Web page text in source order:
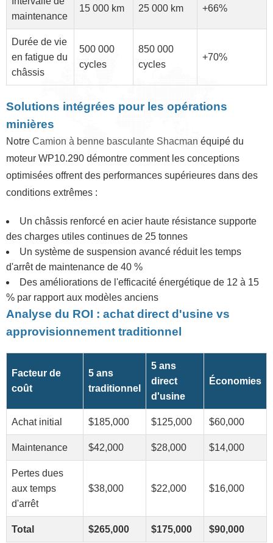
maintenance
15 000 km 25 000 km +66%
Durée de vie
en fatigue du
châssis
500 000
cycles
850 000
cycles
+70%
Solutions intégrées pour les opérations
minières
Notre Camion à benne basculante Shacman équipé du
moteur WP10.290 démontre comment les conceptions
optimisées offrent des performances supérieures dans des
conditions extrêmes :
Un châssis renforcé en acier haute résistance supporte
des charges utiles continues de 25 tonnes
Un système de suspension avancé réduit les temps
d'arrêt de maintenance de 40 %
Des améliorations de l'efficacité énergétique de 12 à 15
% par rapport aux modèles anciens
Analyse du ROI : achat direct d'usine vs
approvisionnement traditionnel
Facteur de
coût
5 ans
traditionnel
5 ans
direct
d'usine
Économies
Achat initial $185,000 $125,000 $60,000
Maintenance $42,000 $28,000 $14,000
Pertes dues
aux temps
d'arrêt
$38,000 $22,000 $16,000
Total $265,000 $175,000 $90,000